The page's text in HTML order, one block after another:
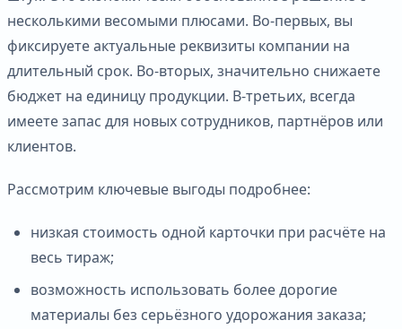
несколькими весомыми плюсами. Во-первых, вы
фиксируете актуальные реквизиты компании на
длительный срок. Во-вторых, значительно снижаете
бюджет на единицу продукции. В-третьих, всегда
имеете запас для новых сотрудников, партнёров или
клиентов.
Рассмотрим ключевые выгоды подробнее:
низкая стоимость одной карточки при расчёте на
весь тираж;
возможность использовать более дорогие
материалы без серьёзного удорожания заказа;